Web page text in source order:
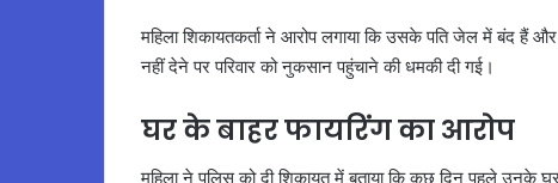
महिला शिकायतकर्ता ने आरोप लगाया कि उसके पति जेल में बंद हैं
नहीं देने पर परिवार को नुकसान पहुंचाने की धमकी दी गई।
घर के बाहर फायरिंग का आरोप
महिला ने पुलिस को दी शिकायत में बताया कि कुछ दिन पहले उनके